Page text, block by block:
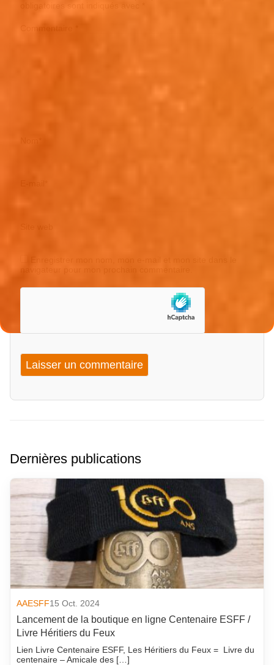
Commentaire
navigateur pour mon prochain commentaire.
Dernières publications
AAESFF15 Oct. 2024
Lancement de la boutique en ligne Centenaire ESFF /
Livre Héritiers du Feux
Lien Livre Centenaire ESFF, Les Héritiers du Feux = Livre du
centenaire – Amicale des […]